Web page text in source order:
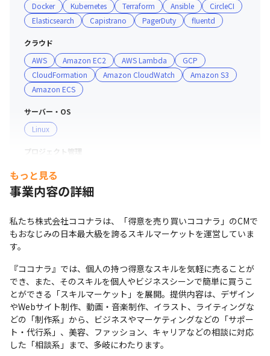
Docker
Kubernetes Terraform Ansible
CircleCI
Elasticsearch
Capistrano PagerDuty fluentd
クラウド
AWS
Amazon EC2 AWS Lambda
GCP
CloudFormation
Amazon CloudWatch
Amazon S3
Amazon ECS
サーバー・OS
Linux
プロジェクト管理
もっと見る
事業内容の詳細
私たち株式会社ココナラは、「得意を売り買いココナラ」のCMで
もおなじみの日本最大級を誇るスキルマーケットを運営していま
す。
『ココナラ』では、個人の持つ得意なスキルを気軽に売ることが
でき、また、そのスキルを個人やビジネスシーンで簡単に買うこ
とができる「スキルマーケット」を展開。提供内容は、デザイン
やWebサイト制作、動画・音楽制作、イラスト、ライティングな
どの「制作系」から、ビジネスやマーケティングなどの「サポー
ト・代行系」、美容、ファッション、キャリアなどの相談に対応
した「相談系」まで、多岐にわたります。